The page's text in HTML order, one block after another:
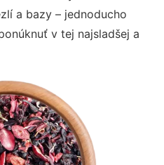
a bazy – jednoducho
v tej najsladšej a